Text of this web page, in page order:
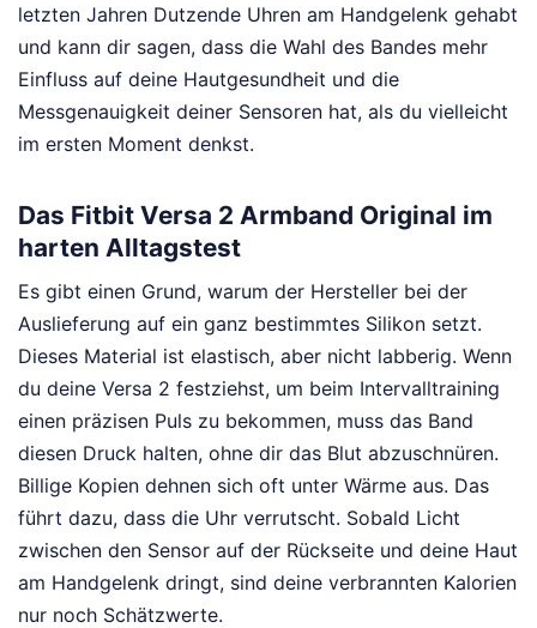
letzten Jahren Dutzende Uhren am Handgelenk gehabt
und kann dir sagen, dass die Wahl des Bandes mehr
Einfluss auf deine Hautgesundheit und die
Messgenauigkeit deiner Sensoren hat, als du vielleicht
im ersten Moment denkst.
Das Fitbit Versa 2 Armband Original im
harten Alltagstest
Es gibt einen Grund, warum der Hersteller bei der
Auslieferung auf ein ganz bestimmtes Silikon setzt.
Dieses Material ist elastisch, aber nicht labberig. Wenn
du deine Versa 2 festziehst, um beim Intervalltraining
einen präzisen Puls zu bekommen, muss das Band
diesen Druck halten, ohne dir das Blut abzuschnüren.
Billige Kopien dehnen sich oft unter Wärme aus. Das
führt dazu, dass die Uhr verrutscht. Sobald Licht
zwischen den Sensor auf der Rückseite und deine Haut
am Handgelenk dringt, sind deine verbrannten Kalorien
nur noch Schätzwerte.